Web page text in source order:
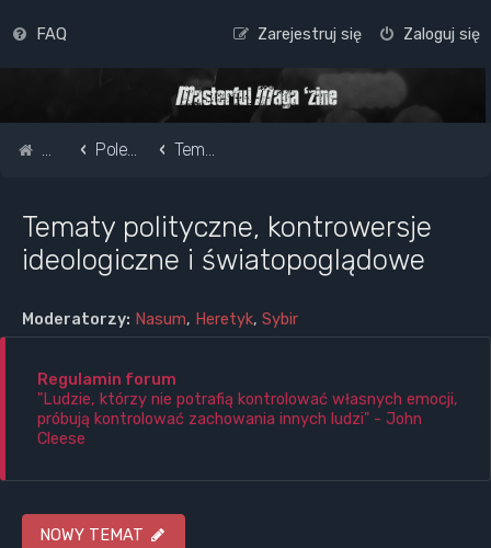
FAQ Zaloguj się
Zarejestruj się
Strona główna
Pole do popisu... Tematy polityczne, kontrowersje ideologiczne i światopoglądowe
Tematy polityczne, kontrowersje
ideologiczne i światopoglądowe
Moderatorzy: Nasum, Heretyk, Sybir
Regulamin forum
"Ludzie, którzy nie potrafią kontrolować własnych emocji,
próbują kontrolować zachowania innych ludzi" - John
Cleese
NOWY TEMAT